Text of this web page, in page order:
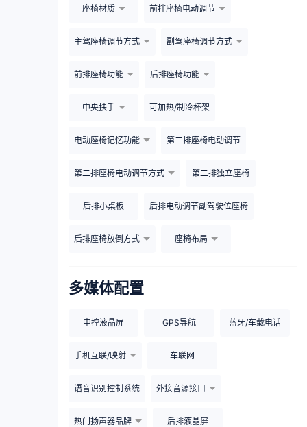
座椅材质 前排座椅电动调节
主驾座椅调节方式 副驾座椅调节方式
前排座椅功能 后排座椅功能
中央扶手 可加热/制冷杯架
电动座椅记忆功能 第二排座椅电动调节
第二排座椅电动调节方式 第二排独立座椅
后排小桌板 后排电动调节副驾驶位座椅
后排座椅放倒方式 座椅布局
多媒体配置
中控液晶屏 GPS导航 蓝牙/车载电话
手机互联/映射 车联网
语音识别控制系统 外接音源接口
热门扬声器品牌 后排液晶屏